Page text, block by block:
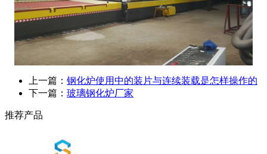
上一篇： 钢化炉使用中的装片与连续装载是怎样操作的
下一篇： 玻璃钢化炉厂家
推荐产品